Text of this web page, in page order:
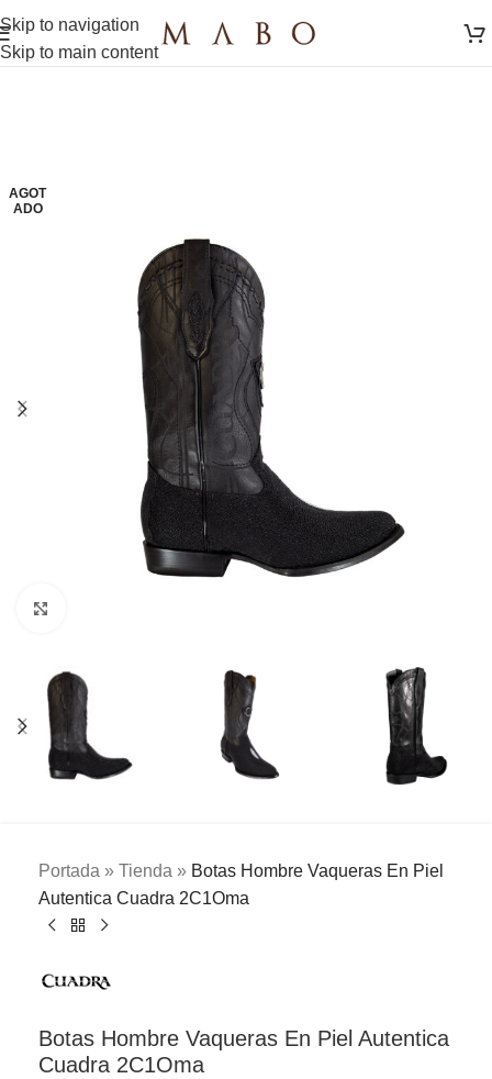
Skip to navigation
Skip to main content
AGOT
ADO
Portada » Tienda » Botas Hombre Vaqueras En Piel
Autentica Cuadra 2C1Oma
Botas Hombre Vaqueras En Piel Autentica
Cuadra 2C1Oma